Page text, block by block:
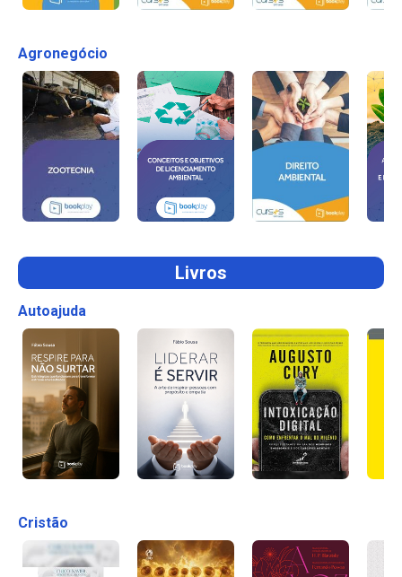
Agronegócio
Livros
Autoajuda
Cristão